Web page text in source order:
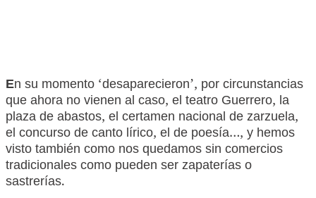
En su momento ‘desaparecieron’, por circunstancias
que ahora no vienen al caso, el teatro Guerrero, la
plaza de abastos, el certamen nacional de zarzuela,
el concurso de canto lírico, el de poesía…, y hemos
visto también como nos quedamos sin comercios
tradicionales como pueden ser zapaterías o
sastrerías.